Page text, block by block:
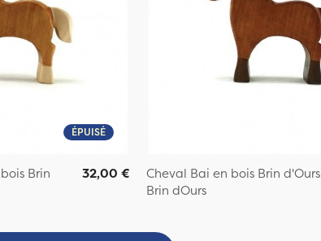
ÉPUISÉ
Brin
32,00 €
Cheval Bai en bois Brin d'Ours
Brin dOurs